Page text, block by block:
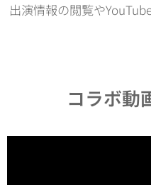
出演情報の閲覧や
コラボ動